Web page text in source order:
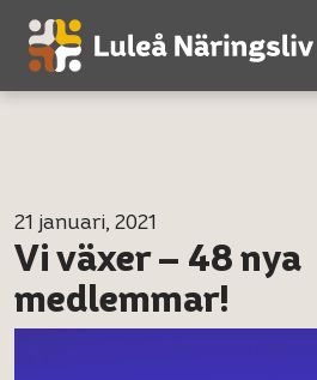
21 januari, 2021
Vi växer – 48 nya
medlemmar!